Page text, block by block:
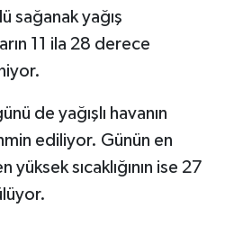
sağanak yağış
11 ila 28 derece
de yağışlı havanın
ediliyor. Günün en
yüksek sıcaklığının ise 27